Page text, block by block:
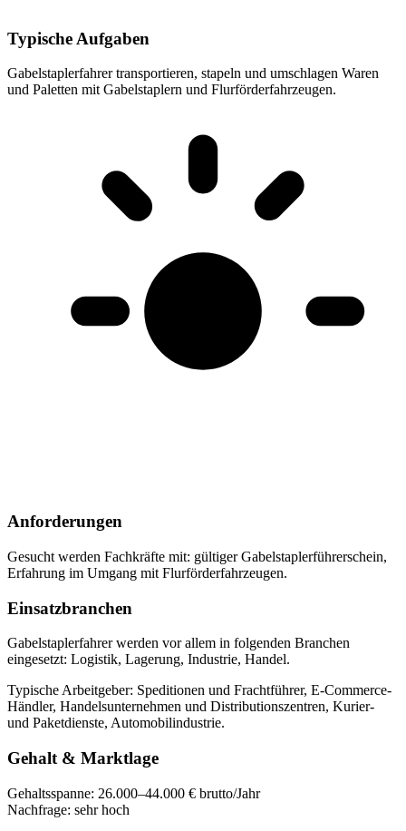
Typische Aufgaben
Gabelstaplerfahrer transportieren, stapeln und umschlagen Waren
und Paletten mit Gabelstaplern und Flurförderfahrzeugen.
Anforderungen
Gesucht werden Fachkräfte mit: gültiger Gabelstaplerführerschein,
Erfahrung im Umgang mit Flurförderfahrzeugen.
Einsatzbranchen
Gabelstaplerfahrerwerden vor allem in folgenden Branchen
eingesetzt: Logistik, Lagerung, Industrie, Handel.
Typische Arbeitgeber: Speditionen und Frachtführer, E-Commerce-
Händler, Handelsunternehmen und Distributionszentren, Kurier-
und Paketdienste, Automobilindustrie.
Gehalt & Marktlage
Gehaltsspanne: 26.000–44.000 € brutto/Jahr
Nachfrage: sehr hoch